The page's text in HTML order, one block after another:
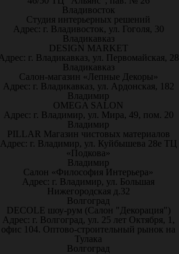
Владивосток
Студия интерьерных решений
Адрес: г. Владивосток, ул. Гоголя, 30
Владикавказ
DESIGN MARKET
г. Владикавказ, ул. Первомайская, 28
Владикавказ
Салон-магазин «Лепные Декоры»
Адрес: г. Владикавказ, ул. Ардонская, 182
Владимир
OMEGA SALON
Адрес: г. Владимир, ул. Мира, 49, пом. 20
Владимир
PILLAR Магазин чистовых материалов
Адрес: г. Владимир, ул. Куйбышева 28е ТЦ
«Подкова»
Владимир
Салон «Философия Интерьера»
Адрес: г. Владимир, ул. Большая
Нижегородская д.32
Волгоград
DECOLE шоу-рум (Салон "Декорация")
Адрес: г. Волгоград, ул. 25 лет Октября, 1,
офис 104. Оптово-строительный рынок на
Тулака
Волгоград